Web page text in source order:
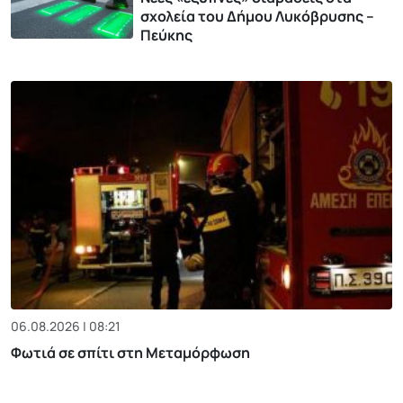
σχολεία του Δήμου Λυκόβρυσης –
Πεύκης
06.08.2026 | 08:21
Φωτιά σε σπίτι στη Μεταμόρφωση